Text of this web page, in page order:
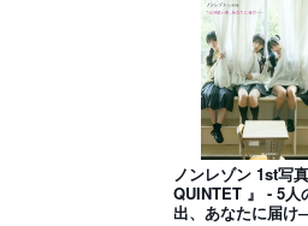
ノンレゾン 1st写
QUINTET 』 - 5人
出、あなたに届